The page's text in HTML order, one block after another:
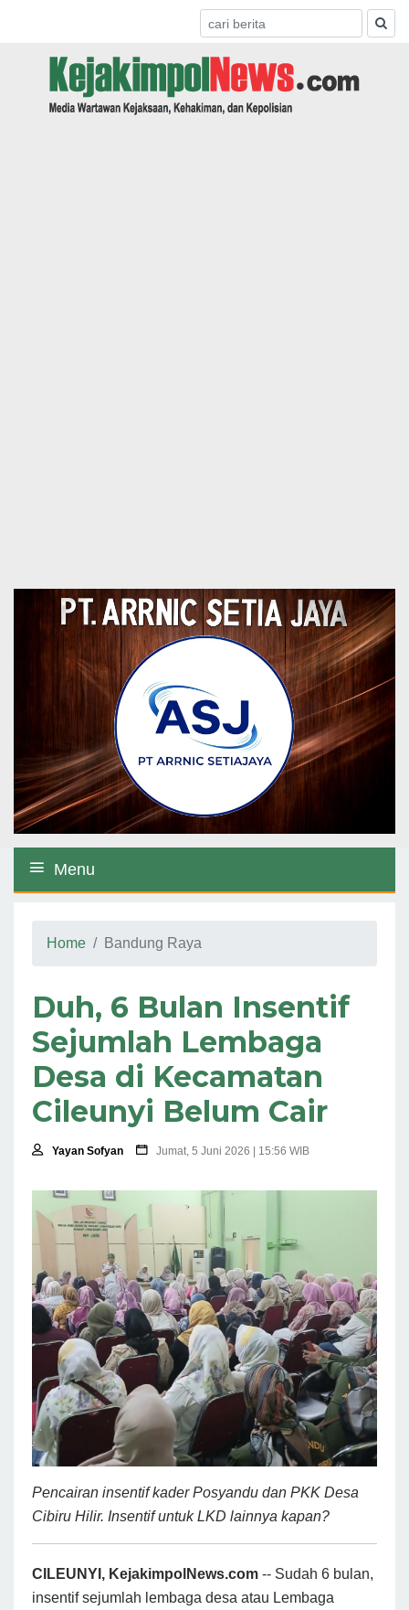
Menu
Home Bandung Raya
Duh, 6 Bulan Insentif
Sejumlah Lembaga
Desa di Kecamatan
Cileunyi Belum Cair
Yayan Sofyan Jumat, 5 Juni 2026 | 15:56 WIB
Pencairan insentif kader Posyandu dan PKK Desa
Cibiru Hilir. Insentif untuk LKD lainnya kapan?
CILEUNYI, KejakimpolNews.com -- Sudah 6 bulan,
insentif sejumlah lembaga desa atau Lembaga